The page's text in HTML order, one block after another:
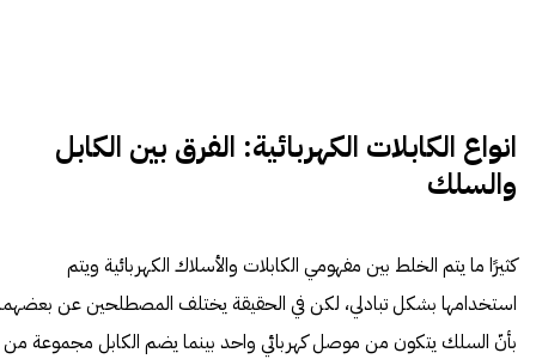
انواع الكابلات الكهربائية: الفرق بين الكابل
والسلك
كثيرًا ما يتم الخلط بين مفهومي الكابلات والأسلاك الكهربائية ويتم
استخدامها بشكل تبادلي، لكن في الحقيقة يختلف المصطلحين عن
بأنّ السلك يتكون من موصل كهربائي واحد بينما يضم الكابل مجموعة من